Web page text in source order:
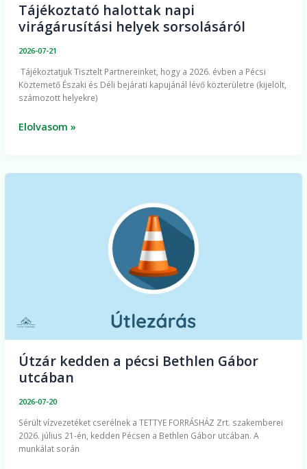
Tájékoztató halottak napi
virágárusítási helyek sorsolásáról
2026-07-21
Tájékoztatjuk Tisztelt Partnereinket, hogy a 2026. évben a Pécsi
Köztemető Északi és Déli bejárati kapujánál lévő közterületre (kijelölt,
számozott helyekre)
Elolvasom »
Útzár kedden a pécsi Bethlen Gábor
utcában
2026-07-20
Sérült vízvezetéket cserélnek a TETTYE FORRÁSHÁZ Zrt. szakemberei
2026. július 21-én, kedden Pécsen a Bethlen Gábor utcában. A
munkálat során